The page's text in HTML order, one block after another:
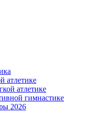
атлетике
атлетике
гимнастике
2026